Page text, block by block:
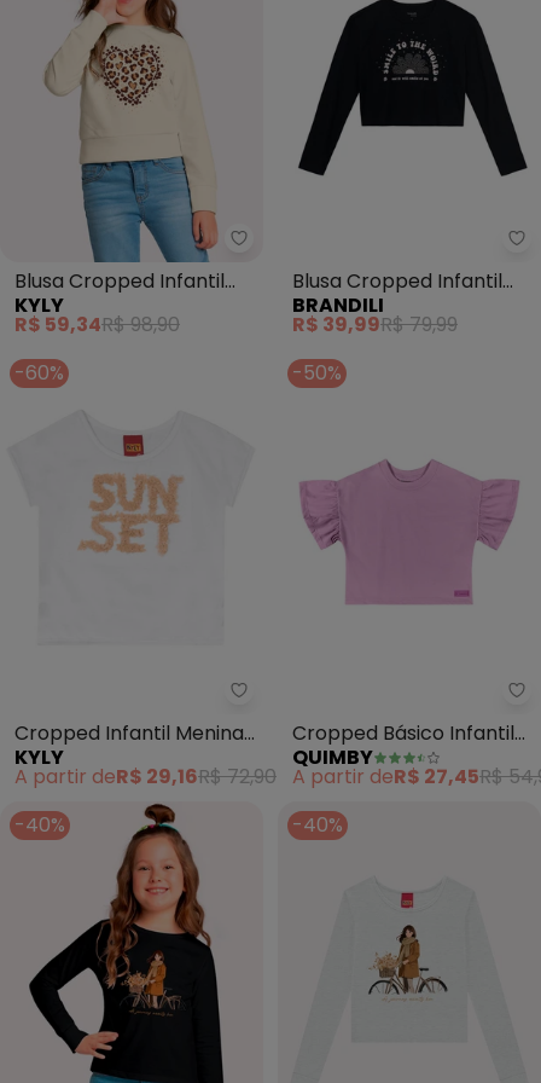
Kyly - Blusa Cropped Infantil
Blusa Cropped Infantil
Menina com Strass
(Bege)
KYLY
R$ 59,34R$ 98,90
Blusa Cropped Infantil
Menina (Preto)
BRANDILI
R$ 39,99R$ 79,99
-60%
Kyly - Cropped Infantil Menina
Cropped Infantil Menina
Bordado (Branco)
KYLY
A partir deR$ 29,16R$ 72,90
-50%
Cropped Básico Infantil
para Menina (Roxo)
QUIMBY
A partir deR$ 27,45R$
-40%
-40%